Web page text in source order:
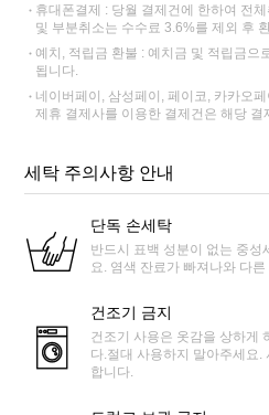
휴대폰결제 : 당월 결제건에 한하여 전
및 부분취소는 수수료 3.6%를 제외 후
예치, 적립금 환불 : 예치금 및 적립금으
됩니다.
네이버페이, 삼성페이, 페이코, 카카오
제휴 결제사를 이용한 결제건은 해당 결
세탁 주의사항 안내
단독 손세탁
반드시 표백 성분이 없는 중성
요. 염색 잔료가 빠져나와 다
건조기 금지
건조기 사용은 옷감을 상하게
다.절대 사용하지 말아주세요
합니다.